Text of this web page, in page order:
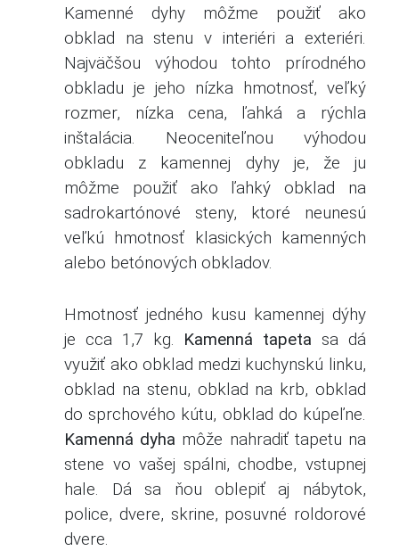
Kamenné dyhy môžme použiť ako
obklad na stenu v interiéri a exteriéri.
Najväčšou výhodou tohto prírodného
obkladu je jeho nízka hmotnosť, veľký
rozmer, nízka cena, ľahká a rýchla
inštalácia. Neoceniteľnou výhodou
obkladu z kamennej dyhy je, že ju
môžme použiť ako ľahký obklad na
sadrokartónové steny, ktoré neunesú
veľkú hmotnosť klasických kamenných
alebo betónových obkladov.
Hmotnosť jedného kusu kamennej dýhy
je cca 1,7 kg. Kamenná tapeta sa dá
využiť ako obklad medzi kuchynskú linku,
obklad na stenu, obklad na krb, obklad
do sprchového kútu, obklad do kúpeľne.
Kamenná dyha môže nahradiť tapetu na
stene vo vašej spálni, chodbe, vstupnej
hale. Dá sa ňou oblepiť aj nábytok,
police, dvere, skrine, posuvné roldorové
dvere.